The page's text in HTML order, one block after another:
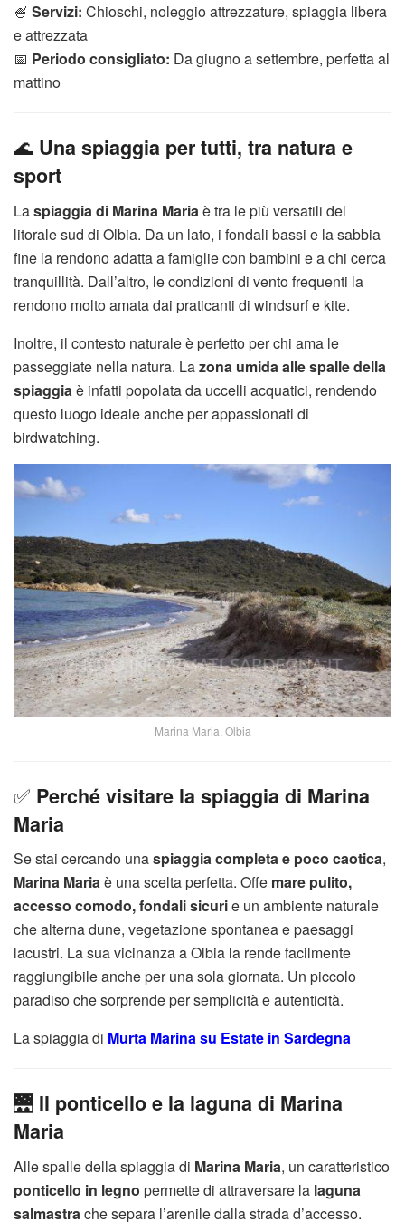
🍧 Servizi: Chioschi, noleggio attrezzature, spiaggia libera
e attrezzata
📅 Periodo consigliato: Da giugno a settembre, perfetta al
mattino
🌊 Una spiaggia per tutti, tra natura e
sport
Laspiaggia di Marina Mariaè tra le più versatili del
litorale sud di Olbia. Da un lato, i fondali bassi e la sabbia
fine la rendono adatta a famiglie con bambini e a chi cerca
tranquillità. Dall’altro, le condizioni di vento frequenti la
rendono molto amata dai praticanti di windsurf e kite.
Inoltre, il contesto naturale è perfetto per chi ama le
passeggiate nella natura. Lazona umida alle spalle della
spiaggiaè infatti popolata da uccelli acquatici, rendendo
questo luogo ideale anche per appassionati di
birdwatching.
Marina Maria, Olbia
✅ Perché visitare la spiaggia di Marina
Maria
Se stai cercando unaspiaggia completa e poco caotica,
Marina Mariaè una scelta perfetta. Offe mare pulito,
accesso comodo, fondali sicurie un ambiente naturale
che alterna dune, vegetazione spontanea e paesaggi
lacustri. La sua vicinanza a Olbia la rende facilmente
raggiungibile anche per una sola giornata. Un piccolo
paradiso che sorprende per semplicità e autenticità.
La spiaggia di Murta Marina su Estate in Sardegna
🌉 Il ponticello e la laguna di Marina
Maria
Alle spalle della spiaggia di Marina Maria, un caratteristico
ponticello in legno permette di attraversare la laguna
salmastrache separa l’arenile dalla strada d’accesso.